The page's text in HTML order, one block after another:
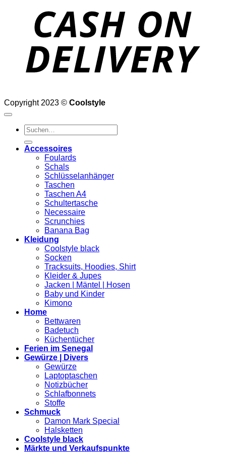
Copyright 2023 © Coolstyle
Suchen
nach:
Accessoires
Foulards
Schals
Schlüsselanhänger
Taschen
Taschen A4
Schultertasche
Necessaire
Scrunchies
Banana Bag
Kleidung
Coolstyle black
Socken
Tracksuits, Hoodies, Shirt
Kleider & Jupes
Jacken | Mäntel | Hosen
Baby und Kinder
Kimono
Home
Bettwaren
Badetuch
Küchentücher
Ferien im Senegal
Gewürze | Divers
Gewürze
Laptoptaschen
Notizbücher
Schlafbonnets
Stoffe
Schmuck
Damon Mark Special
Halsketten
Coolstyle black
Märkte und Verkaufspunkte